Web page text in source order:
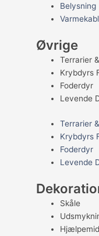
Belysning
Øvrige
Terrarier
Krybdyrs
Foderdyr
Levende
Terrarier
Krybdyrs
Foderdyr
Levende
Skåle